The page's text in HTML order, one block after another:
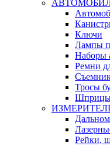
Ключи
Лампы
Наборы
Ремни
Тросы
Рейки,